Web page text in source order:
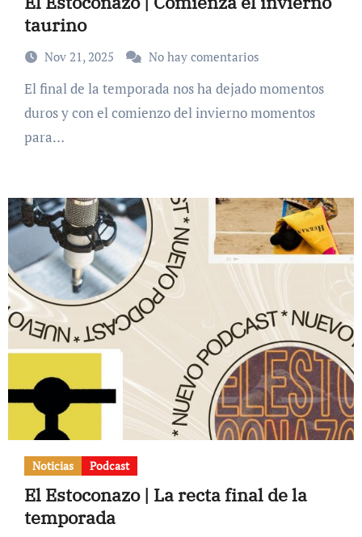
taurino
Nov 21, 2025 No hay comentarios
El final de la temporada nos ha dejado momentos
duros y con el comienzo del invierno momentos
para…
Noticias Podcast
El Estoconazo | La recta final de la
temporada